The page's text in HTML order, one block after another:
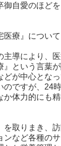
御自愛のほどを
医療』につい
導により、
という言葉が
どが中心とな
のですが、24
か体力的にも
を取りまき、
ンなど各種の